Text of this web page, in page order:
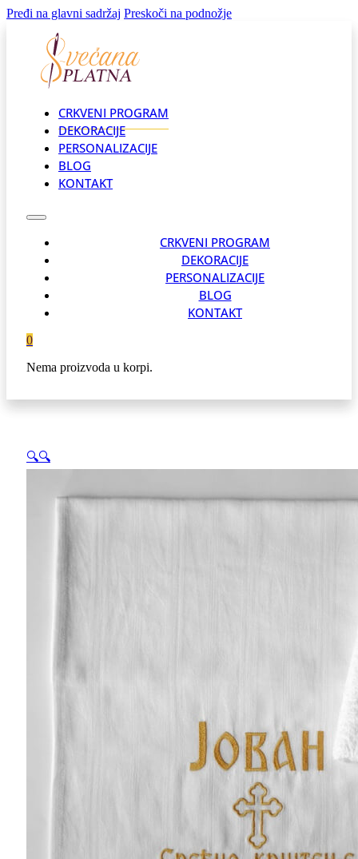
Pređi na glavni sadržaj Preskoči na podnožje
CRKVENI PROGRAM
DEKORACIJE
PERSONALIZACIJE
BLOG
KONTAKT
CRKVENI PROGRAM
DEKORACIJE
PERSONALIZACIJE
BLOG
KONTAKT
0
Nema proizvoda u korpi.
🔍🔍